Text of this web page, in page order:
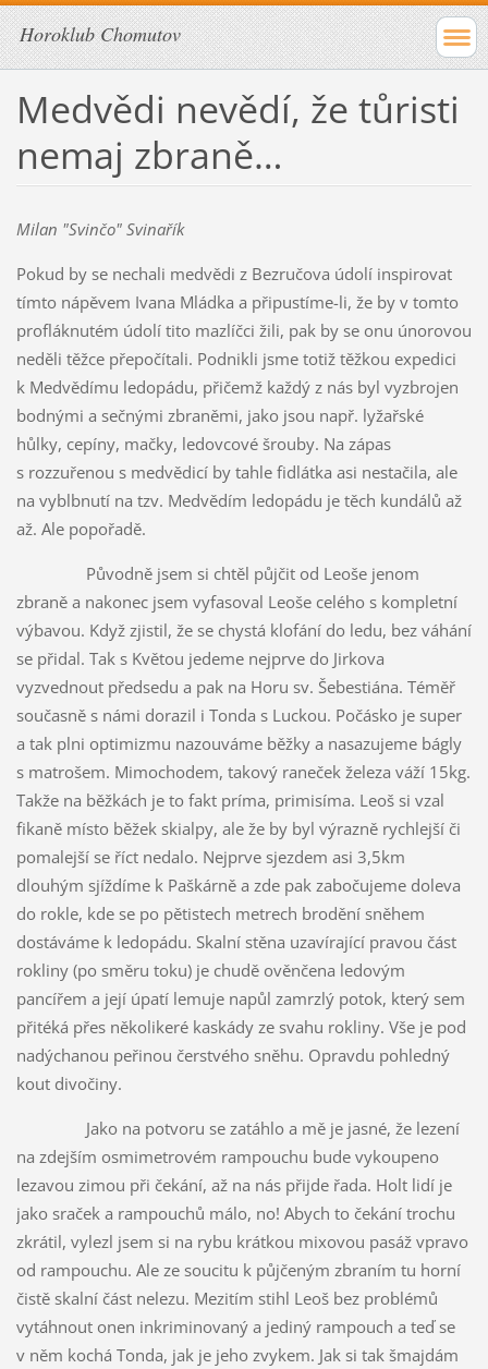
Horoklub Chomutov
Medvědi nevědí, že tůristi
nemaj zbraně…
Milan "Svinčo" Svinařík
Pokud by se nechali medvědi z Bezručova údolí inspirovat
tímto nápěvem Ivana Mládka a připustíme-li, že by v tomto
profláknutém údolí tito mazlíčci žili, pak by se onu únorovou
neděli těžce přepočítali. Podnikli jsme totiž těžkou expedici
k Medvědímu ledopádu, přičemž každý z nás byl vyzbrojen
bodnými a sečnými zbraněmi, jako jsou např. lyžařské
hůlky, cepíny, mačky, ledovcové šrouby. Na zápas
s rozzuřenou s medvědicí by tahle fidlátka asi nestačila, ale
na vyblbnutí na tzv. Medvědím ledopádu je těch kundálů až
až. Ale popořadě.
Původně jsem si chtěl půjčit od Leoše jenom
zbraně a nakonec jsem vyfasoval Leoše celého s kompletní
výbavou. Když zjistil, že se chystá klofání do ledu, bez váhání
se přidal. Tak s Květou jedeme nejprve do Jirkova
vyzvednout předsedu a pak na Horu sv. Šebestiána. Téměř
současně s námi dorazil i Tonda s Luckou. Počásko je super
a tak plni optimizmu nazouváme běžky a nasazujeme bágly
s matrošem. Mimochodem, takový raneček železa váží 15kg.
Takže na běžkách je to fakt príma, primisíma. Leoš si vzal
fikaně místo běžek skialpy, ale že by byl výrazně rychlejší či
pomalejší se říct nedalo. Nejprve sjezdem asi 3,5km
dlouhým sjíždíme k Paškárně a zde pak zabočujeme doleva
do rokle, kde se po pětistech metrech brodění sněhem
dostáváme k ledopádu. Skalní stěna uzavírající pravou část
rokliny (po směru toku) je chudě ověnčena ledovým
pancířem a její úpatí lemuje napůl zamrzlý potok, který sem
přitéká přes několikeré kaskády ze svahu rokliny. Vše je pod
nadýchanou peřinou čerstvého sněhu. Opravdu pohledný
kout divočiny.
Jako na potvoru se zatáhlo a mě je jasné, že lezení
na zdejším osmimetrovém rampouchu bude vykoupeno
lezavou zimou při čekání, až na nás přijde řada. Holt lidí je
jako sraček a rampouchů málo, no! Abych to čekání trochu
zkrátil, vylezl jsem si na rybu krátkou mixovou pasáž vpravo
od rampouchu. Ale ze soucitu k půjčeným zbraním tu horní
čistě skalní část nelezu. Mezitím stihl Leoš bez problémů
vytáhnout onen inkriminovaný a jediný rampouch a teď se
v něm kochá Tonda, jak je jeho zvykem. Jak si tak šmajdám